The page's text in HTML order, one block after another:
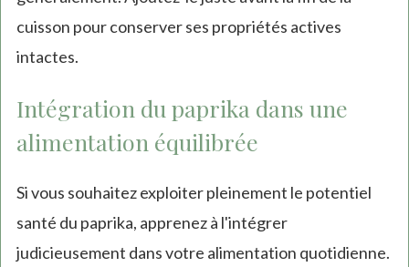
cuisson pour conserver ses propriétés actives
intactes.
Intégration du paprika dans une
alimentation équilibrée
Si vous souhaitez exploiter pleinement le potentiel
santé du paprika, apprenez à l'intégrer
judicieusement dans votre alimentation quotidienne.